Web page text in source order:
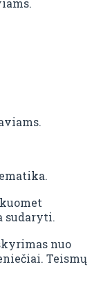
sudaryti.
nuo
Teismų